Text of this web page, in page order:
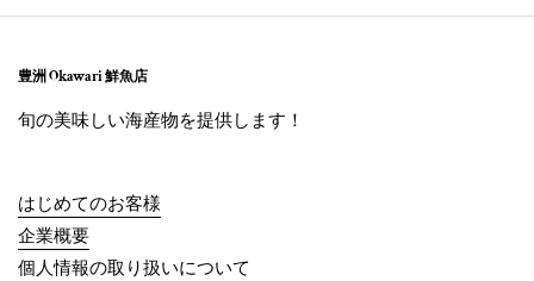
豊洲 Okawari 鮮魚店
旬の美味しい海産物を提供します！
はじめてのお客様
企業概要
個人情報の取り扱いについて